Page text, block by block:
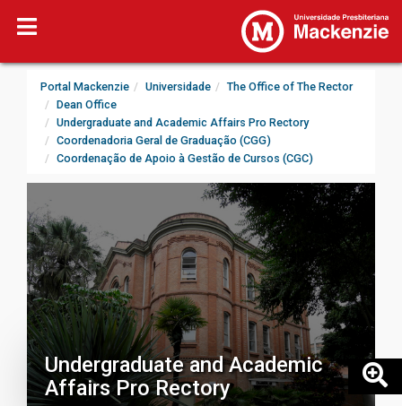
Portal Mackenzie Universidade
The Office of The Rector
Dean Office
Undergraduate and Academic Affairs Pro Rectory
Coordenadoria Geral de Graduação (CGG)
Coordenação de Apoio à Gestão de Cursos (CGC)
Undergraduate and Academic
Affairs Pro Rectory